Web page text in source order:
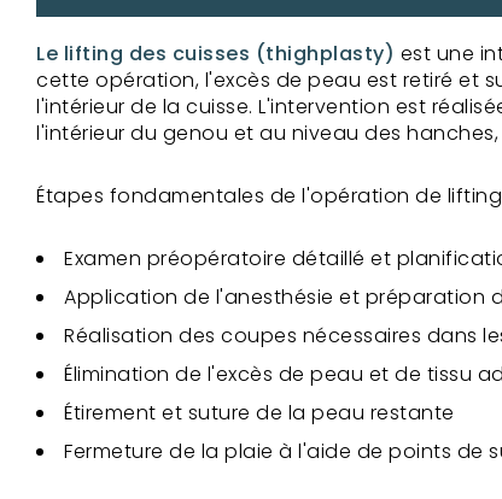
Le lifting des cuisses (thighplasty) est une
cette opération, l'excès de peau est retiré et
l'intérieur de la cuisse. L'intervention est
l'intérieur du genou et au niveau des
Étapes fondamentales de l'opération de lifting
Examen préopératoire détaillé et
Application de l'anesthésie et préparation
Réalisation des coupes nécessaires dans
Élimination de l'excès de peau et de tissu
Étirement et suture de la peau restante
Fermeture de la plaie à l'aide de points de